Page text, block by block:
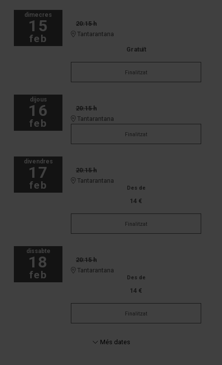
dimecres
15
feb
20:15 h
Tantarantana
Gratuït
Finalitzat
dijous
16
feb
20:15 h
Tantarantana
Finalitzat
divendres
17
feb
20:15 h
Tantarantana
Des de
14 €
Finalitzat
dissabte
18
feb
20:15 h
Tantarantana
Des de
14 €
Finalitzat
Més dates